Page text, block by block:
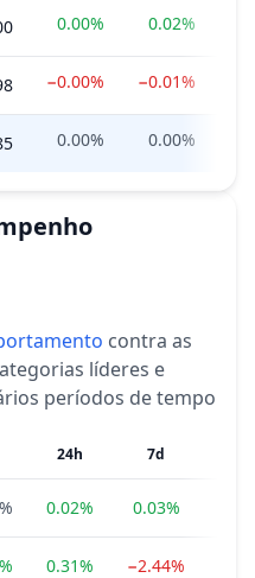
0.00% 0.02%
−0.00% −0.01%
0.00% 0.00%
contra as
líderes e
períodos de tempo
24h 7d
0.02% 0.03%
0.31% −2.44%